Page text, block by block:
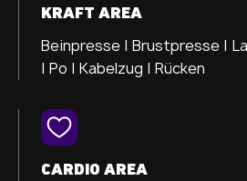
KRAFT AREA
Beinpresse | Brustpresse |
| Po | Kabelzug | Rücken
CARDIO AREA